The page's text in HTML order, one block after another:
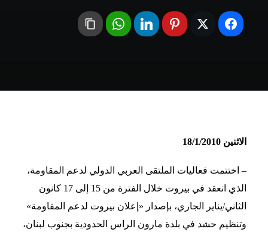
الاثنين 18/1/2010
– اختتمت فعاليات الملتقى العربي الدولي لدعم المقاومة،
الذي انعقد في بيروت خلال الفترة من 15 إلى 17 كانون
الثاني/يناير الجاري، بإصدار «إعلان بيروت لدعم المقاومة»
وتنظيم حشد في بلدة مارون الراس الحدودية بجنوب لبنان،